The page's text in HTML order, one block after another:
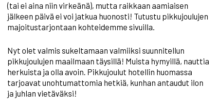
(tai ei aina niin virkeänä), mutta raikkaan aamiaisen
jälkeen päivä ei voi jatkua huonosti! Tutustu pikkujoulujen
majoitustarjontaan kohteidemme sivuilla.
Nyt olet valmis sukeltamaan valmiiksi suunnitellun
pikkujoulujen maailmaan täysillä! Muista hymyillä, nauttia
herkuista ja olla avoin. Pikkujoulut hotellin huomassa
tarjoavat unohtumattomia hetkiä, kunhan antaudut ilon
ja juhlan vietäväksi!